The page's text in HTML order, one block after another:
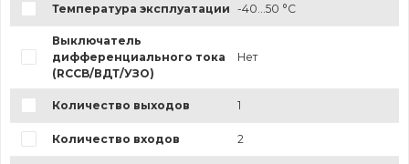
Температура эксплуатации -40...50 °C
Выключатель
дифференциального тока
(RCCB/ВДТ/УЗО)
Нет
Количество выходов 1
Количество входов 2